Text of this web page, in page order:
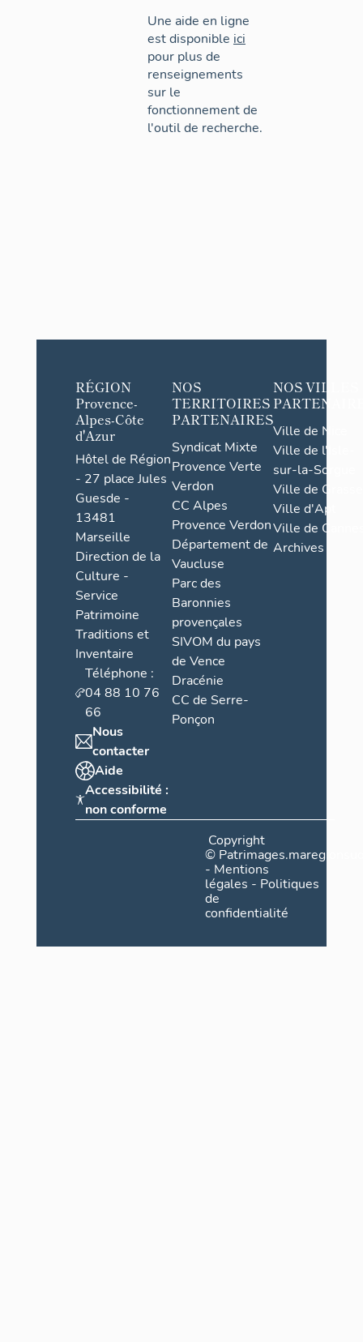
Une aide en ligne
est disponible ici
pour plus de
renseignements
sur le
fonctionnement de
l'outil de recherche.
RÉGION
Provence-
Alpes-Côte
d'Azur
Hôtel de Région
- 27 place Jules
Guesde -
13481
Marseille
Direction de la
Culture -
Service
Patrimoine
Traditions et
Inventaire
Téléphone :
04 88 10 76
66
Nous
contacter
Aide
Accessibilité :
non conforme
NOS
TERRITOIRES
PARTENAIRES
Syndicat Mixte
Provence Verte
Verdon
CC Alpes
Provence Verdon
Département de
Vaucluse
Parc des
Baronnies
provençales
SIVOM du pays
de Vence
Dracénie
CC de Serre-
Ponçon
NOS VILLES
Ville de Nice
Ville de l'Isle-
sur-la-Sorgue
Ville de Grasse
Ville d'Apt
Ville de
Archives
Copyright
©
- Mentions
légales - Politiques
de
confidentialité